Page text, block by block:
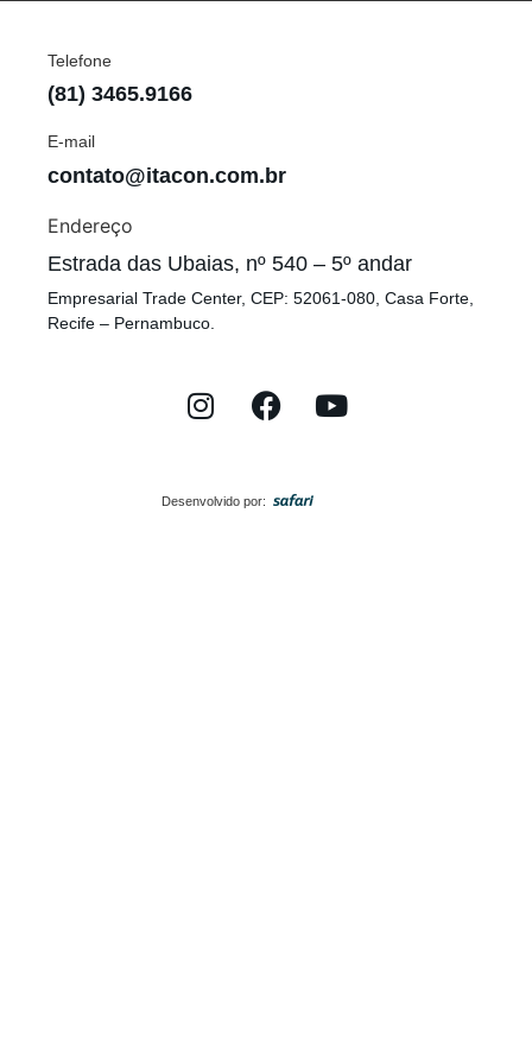
Telefone
(81) 3465.9166
E-mail
contato@itacon.com.br
Endereço
Estrada das Ubaias, nº 540 – 5º andar
Empresarial Trade Center, CEP: 52061-080, Casa Forte,
Recife – Pernambuco.
Desenvolvido por: